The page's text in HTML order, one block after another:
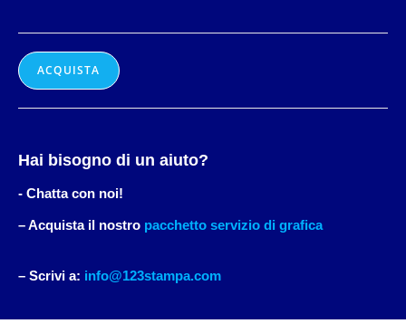
ACQUISTA
Hai bisogno di un aiuto?
- Chatta con noi!
– Acquista il nostro pacchetto servizio di grafica
– Scrivi a: info@123stampa.com